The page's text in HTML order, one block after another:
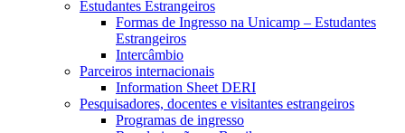
Estudantes Estrangeiros
Formas de Ingresso na Unicamp – Estudantes
Estrangeiros
Intercâmbio
Parceiros internacionais
Information Sheet DERI
Pesquisadores, docentes e visitantes estrangeiros
Programas de ingresso